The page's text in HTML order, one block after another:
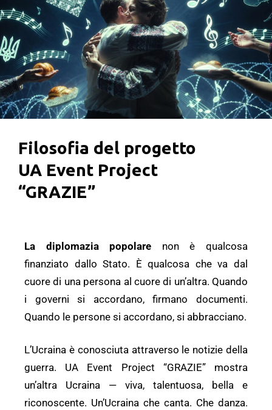
Filosofia del progetto
UA Event Project
“GRAZIE”
La diplomazia popolare non è qualcosa
finanziato dallo Stato. È qualcosa che va dal
cuore di una persona al cuore di un’altra. Quando
i governi si accordano, firmano documenti.
Quando le persone si accordano, si abbracciano.
L’Ucraina è conosciuta attraverso le notizie della
guerra. UA Event Project “GRAZIE” mostra
un’altra Ucraina — viva, talentuosa, bella e
riconoscente. Un’Ucraina che canta. Che danza.